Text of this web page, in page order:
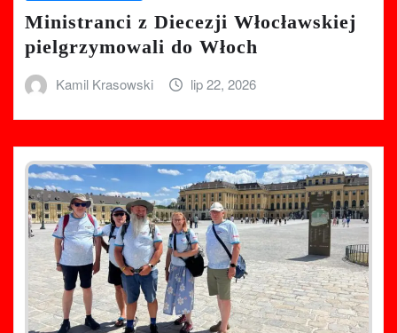
Ministranci z Diecezji Włocławskiej
pielgrzymowali do Włoch
Kamil Krasowski lip 22, 2026